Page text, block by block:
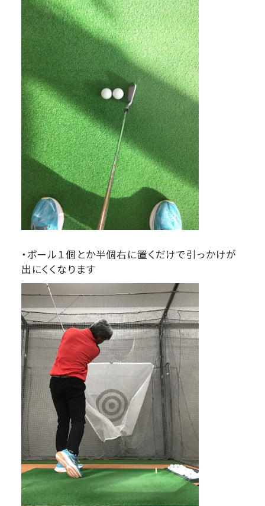
・ボール１個とか半個右に置くだけで引っかけが
出にくくなります